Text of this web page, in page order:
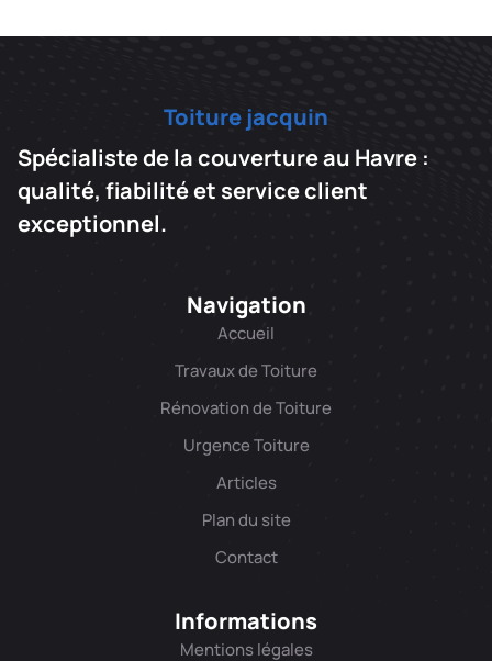
Toiture jacquin
Spécialiste de la couverture au Havre :
qualité, fiabilité et service client
exceptionnel.
Navigation
Accueil
Travaux de Toiture
Rénovation de Toiture
Urgence Toiture
Articles
Plan du site
Contact
Informations
Mentions légales